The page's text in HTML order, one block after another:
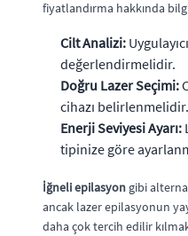
fiyatlandırma hakkında
Cilt Analizi:
değerlendirmelidir.
Doğru Lazer Seçimi:
cihazı belirlenmelidir.
Enerji Seviyesi Ayarı:
tipinize göre
İğneli epilasyon gibi
ancak lazer epilasyonun
daha çok tercih edilir